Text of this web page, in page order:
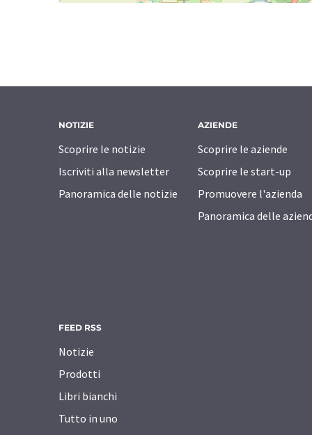
NOTIZIE
Scoprire le notizie
Iscriviti alla newsletter
Panoramica delle notizie
AZIENDE
Scoprire le aziende
Scoprire le start-up
Promuovere l'azienda
Panoramica delle
FEED RSS
Notizie
Prodotti
Libri bianchi
Tutto in uno